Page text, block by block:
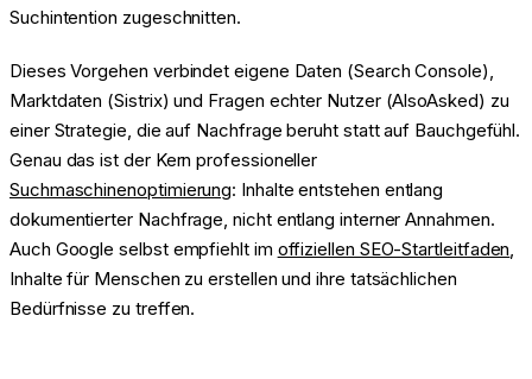
Suchintention zugeschnitten.
Dieses Vorgehen verbindet eigene Daten (Search Console),
Marktdaten (Sistrix) und Fragen echter Nutzer (AlsoAsked) zu
einer Strategie, die auf Nachfrage beruht statt auf Bauchgefühl.
Genau das ist der Kern professioneller
Suchmaschinenoptimierung: Inhalte entstehen entlang
dokumentierter Nachfrage, nicht entlang interner Annahmen.
Auch Google selbst empfiehlt im offiziellen SEO-Startleitfaden,
Inhalte für Menschen zu erstellen und ihre tatsächlichen
Bedürfnisse zu treffen.